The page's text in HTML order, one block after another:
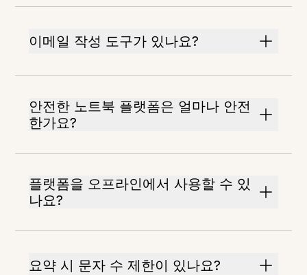
이메일 작성 도구가 있나요?
안전한 노트북 플랫폼은 얼마나 안전
한가요?
플랫폼을 오프라인에서 사용할 수 있
나요?
요약 시 문자 수 제한이 있나요?